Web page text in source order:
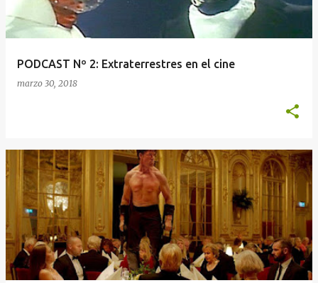
a
d
​PODCAST Nº 2: Extraterrestres en el cine
marzo 30, 2018